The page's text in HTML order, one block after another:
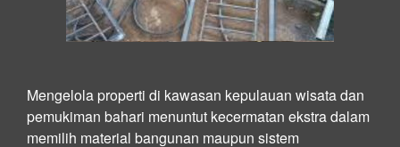
Mengelola properti di kawasan kepulauan wisata dan
pemukiman bahari menuntut kecermatan ekstra dalam
memilih material bangunan maupun sistem